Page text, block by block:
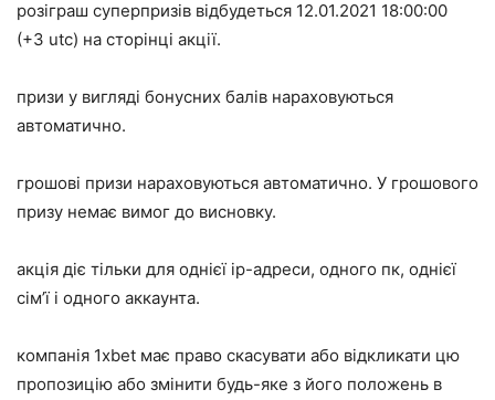
розіграш суперпризів відбудеться 12.01.2021 18:00:00
(+3 utc) на сторінці акції.
призи у вигляді бонусних балів нараховуються
автоматично.
грошові призи нараховуються автоматично. У грошового
призу немає вимог до висновку.
акція діє тільки для однієї ip-адреси, одного пк, однієї
сім’ї і одного аккаунта.
компанія 1xbet має право скасувати або відкликати цю
пропозицію або змінити будь-яке з його положень в